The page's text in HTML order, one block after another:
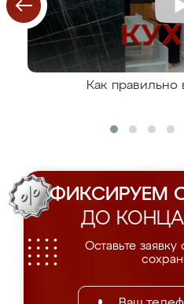
Как правильно
ФИКСИРУЕМ
ДО КОНЦА
Оставьте заявку